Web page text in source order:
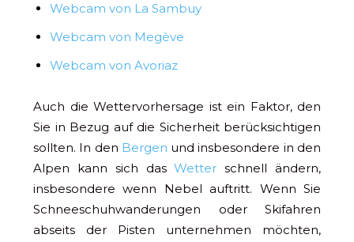
Webcam von La Sambuy
Webcam von Megève
Webcam von Avoriaz
Auch die Wettervorhersage ist ein Faktor, den
Sie in Bezug auf die Sicherheit berücksichtigen
sollten. In den Bergen und insbesondere in den
Alpen kann sich dasWetter schnell ändern,
insbesondere wenn Nebel auftritt. Wenn Sie
Schneeschuhwanderungen oder Skifahren
abseits der Pisten unternehmen möchten,